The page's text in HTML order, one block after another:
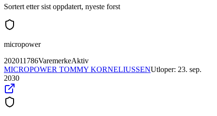
Sortert etter sist oppdatert, nyeste forst
micropower
202011786VaremerkeAktiv
MICROPOWER TOMMY KORNELIUSSENUtloper: 23. sep.
2030